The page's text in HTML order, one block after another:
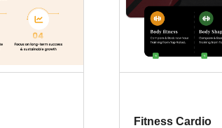
Fitness Cardio